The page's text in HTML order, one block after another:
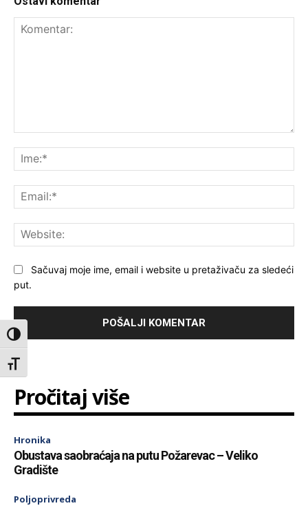
Toggle High Contrast
Toggle Font size
Sačuvaj moje ime, email i website u pretaživaču za sledeći
put.
Pročitaj više
Hronika
Obustava saobraćaja na putu Požarevac – Veliko
Gradište
Poljoprivreda